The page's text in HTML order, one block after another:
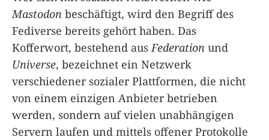
Mastodon beschäftigt, wird den Begriff des
Fediverse bereits gehört haben. Das
Kofferwort, bestehend aus Federation und
Universe, bezeichnet ein Netzwerk
verschiedener sozialer Plattformen, die nicht
von einem einzigen Anbieter betrieben
werden, sondern auf vielen unabhängigen
Servern laufen und mittels offener Protokolle